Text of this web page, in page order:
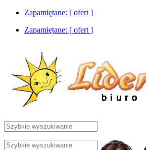
Zapamiętane: [ ofert ]
Zapamiętane: [ ofert ]